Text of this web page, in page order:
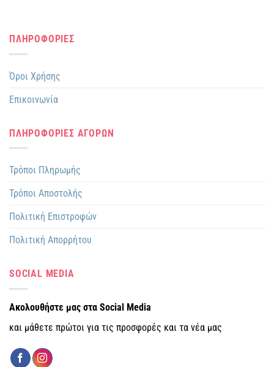
ΠΛΗΡΟΦΟΡΙΕΣ
Όροι Χρήσης
Επικοινωνία
ΠΛΗΡΟΦΟΡΙΕΣ ΑΓΟΡΩΝ
Τρόποι Πληρωμής
Τρόποι Αποστολής
Πολιτική Επιστροφών
Πολιτική Απορρήτου
SOCIAL MEDIA
Ακολουθήστε μας στα Social Media
και μάθετε πρώτοι για τις προσφορές και τα νέα μας